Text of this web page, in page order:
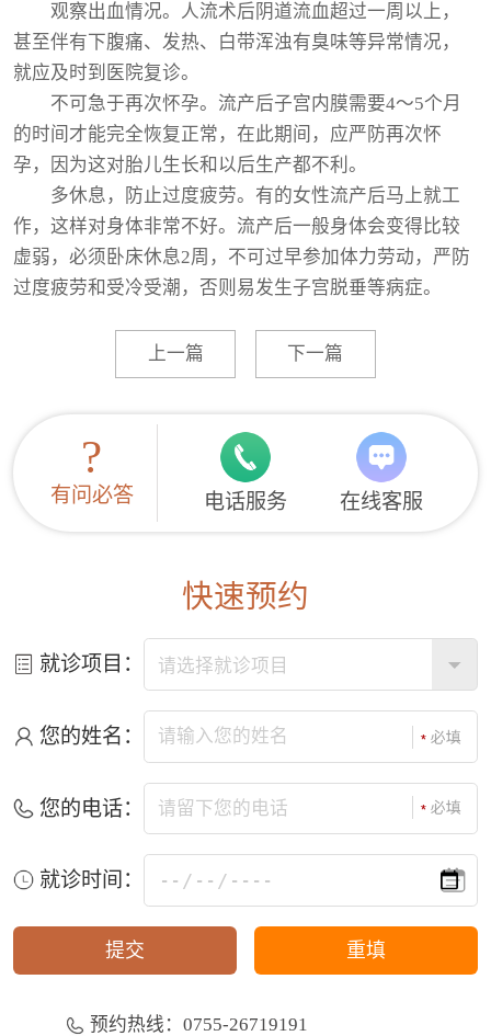
观察出血情况。人流术后阴道流血超过一周以上，
甚至伴有下腹痛、发热、白带浑浊有臭味等异常情况，
就应及时到医院复诊。
不可急于再次怀孕。流产后子宫内膜需要4～5个月
的时间才能完全恢复正常，在此期间，应严防再次怀
孕，因为这对胎儿生长和以后生产都不利。
多休息，防止过度疲劳。有的女性流产后马上就工
作，这样对身体非常不好。流产后一般身体会变得比较
虚弱，必须卧床休息2周，不可过早参加体力劳动，严防
过度疲劳和受冷受潮，否则易发生子宫脱垂等病症。
上一篇 下一篇
?
有问必答 电话服务 在线客服
快速预约
就诊项目：
您的姓名：
您的电话：
就诊时间：
预约热线：0755-26719191